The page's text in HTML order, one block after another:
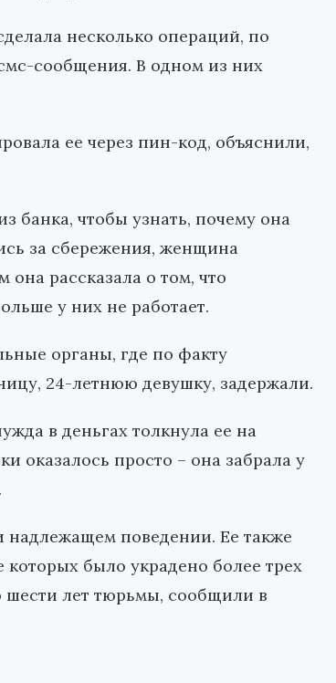
несколько операций, по
сообщения. В одном из них
ее через пин-код, объяснили,
банка, чтобы узнать, почему она
за сбережения, женщина
рассказала о том, что
у них не работает.
органы, где по факту
24-летнюю девушку, задержали.
в деньгах толкнула ее на
оказалось просто – она забрала у
надлежащем поведении. Ее также
было украдено более трех
шести лет тюрьмы, сообщили в